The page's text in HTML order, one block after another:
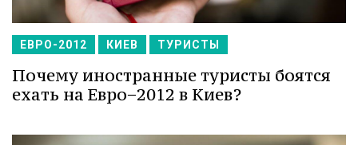
ЕВРО-2012 КИЕВ ТУРИСТЫ
Почему иностранные туристы боятся
ехать на Евро−2012 в Киев?